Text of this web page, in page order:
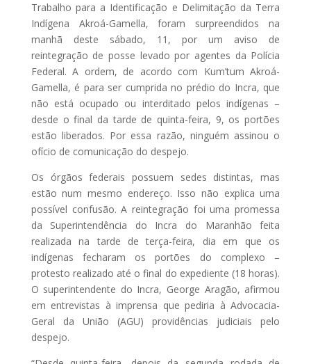
Trabalho para a Identificação e Delimitação da Terra
Indígena Akroá-Gamella, foram surpreendidos na
manhã deste sábado, 11, por um aviso de
reintegração de posse levado por agentes da Polícia
Federal. A ordem, de acordo com Kum’tum Akroá-
Gamella, é para ser cumprida no prédio do Incra, que
não está ocupado ou interditado pelos indígenas –
desde o final da tarde de quinta-feira, 9, os portões
estão liberados. Por essa razão, ninguém assinou o
ofício de comunicação do despejo.
Os órgãos federais possuem sedes distintas, mas
estão num mesmo endereço. Isso não explica uma
possível confusão. A reintegração foi uma promessa
da Superintendência do Incra do Maranhão feita
realizada na tarde de terça-feira, dia em que os
indígenas fecharam os portões do complexo –
protesto realizado até o final do expediente (18 horas).
O superintendente do Incra, George Aragão, afirmou
em entrevistas à imprensa que pediria à Advocacia-
Geral da União (AGU) providências judiciais pelo
despejo.